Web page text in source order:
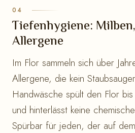
Tiefenhygiene:
Allergene
Im Flor sammeln sich über
Allergene, die kein
Handwäsche spült den Flor
und hinterlässt keine
Spürbar für jeden, der auf